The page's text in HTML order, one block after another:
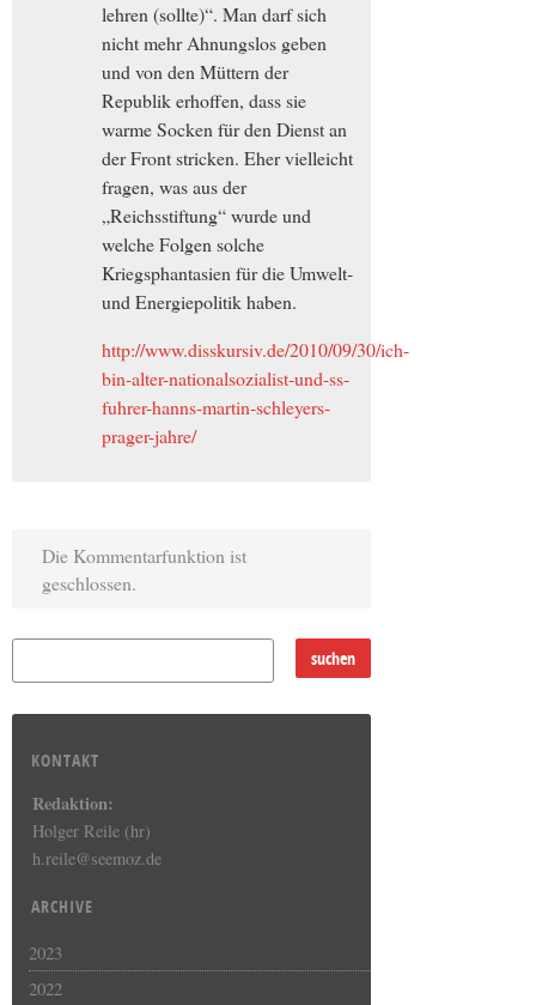
lehren (sollte)“. Man darf sich
nicht mehr Ahnungslos geben
und von den Müttern der
Republik erhoffen, dass sie
warme Socken für den Dienst an
der Front stricken. Eher vielleicht
fragen, was aus der
„Reichsstiftung“ wurde und
welche Folgen solche
Kriegsphantasien für die Umwelt-
und Energiepolitik haben.
http://www.disskursiv.de/2010/09/30/ich-
bin-alter-nationalsozialist-und-ss-
fuhrer-hanns-martin-schleyers-
prager-jahre/
Die Kommentarfunktion ist
geschlossen.
KONTAKT
Redaktion:
Holger Reile (hr)
h.reile@seemoz.de
ARCHIVE
2023
2022